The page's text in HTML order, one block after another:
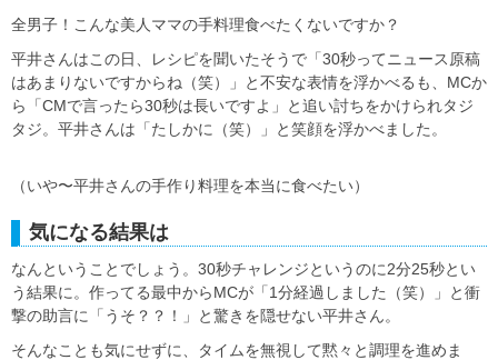
全男子！こんな美人ママの手料理食べたくないですか？
平井さんはこの日、レシピを聞いたそうで「30秒ってニュース原稿
はあまりないですからね（笑）」と不安な表情を浮かべるも、MCか
ら「CMで言ったら30秒は長いですよ」と追い討ちをかけられタジ
タジ。平井さんは「たしかに（笑）」と笑顔を浮かべました。
（いや〜平井さんの手作り料理を本当に食べたい）
気になる結果は
なんということでしょう。30秒チャレンジというのに2分25秒とい
う結果に。作ってる最中からMCが「1分経過しました（笑）」と衝
撃の助言に「うそ？？！」と驚きを隠せない平井さん。
そんなことも気にせずに、タイムを無視して黙々と調理を進めま